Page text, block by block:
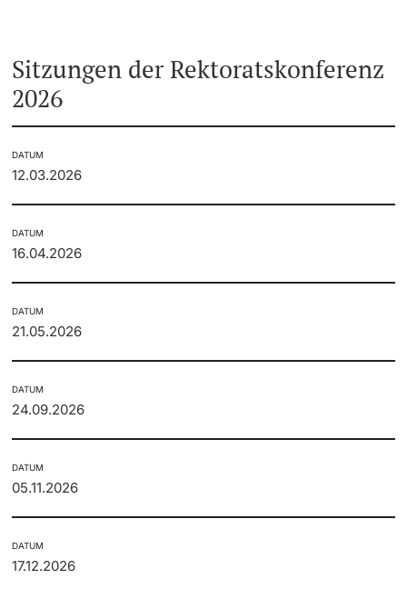
Sitzungen der Rektoratskonferenz
2026
DATUM
12.03.2026
DATUM
16.04.2026
DATUM
21.05.2026
DATUM
24.09.2026
DATUM
05.11.2026
DATUM
17.12.2026